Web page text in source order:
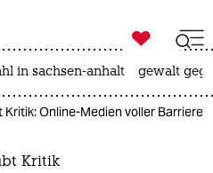
ich

taz zahl ich
in sachsen-anhalt gewalt
Online-Medien voller Barrieren
Kritik